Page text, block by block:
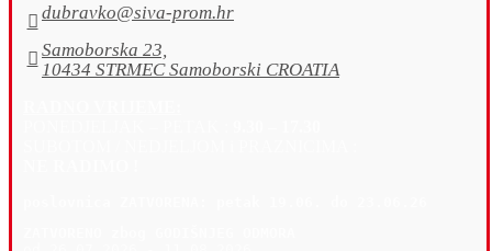
dubravko@siva-prom.hr
Samoborska 23,
10434 STRMEC Samoborski CROATIA